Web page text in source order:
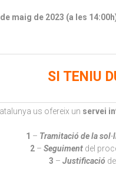
maig de 2023 (a les
SI TENIU
us ofereix un servei
1 – Tramitació de la
2 – Seguiment del
3 – Justificació